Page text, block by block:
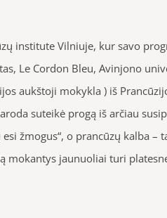
institute Vilniuje, kur savo
Le Cordon Bleu, Avinjono
aukštoji mokykla ) iš
suteikė progą iš arčiau
žmogus“, o prancūzų kalba
jaunuoliai turi